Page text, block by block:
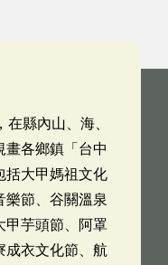
縣內山、海、
畫各鄉鎮「台中
括大甲媽祖文化
樂節、谷關溫泉
甲芋頭節、阿罩
成衣文化節、航